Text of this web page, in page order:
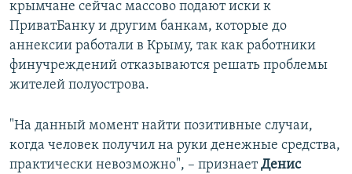
крымчане сейчас массово подают иски к
ПриватБанку и другим банкам, которые до
аннексии работали в Крыму, так как работники
финучреждений отказываются решать проблемы
жителей полуострова.
"На данный момент найти позитивные случаи,
когда человек получил на руки денежные средства,
практически невозможно", – признаетДенис